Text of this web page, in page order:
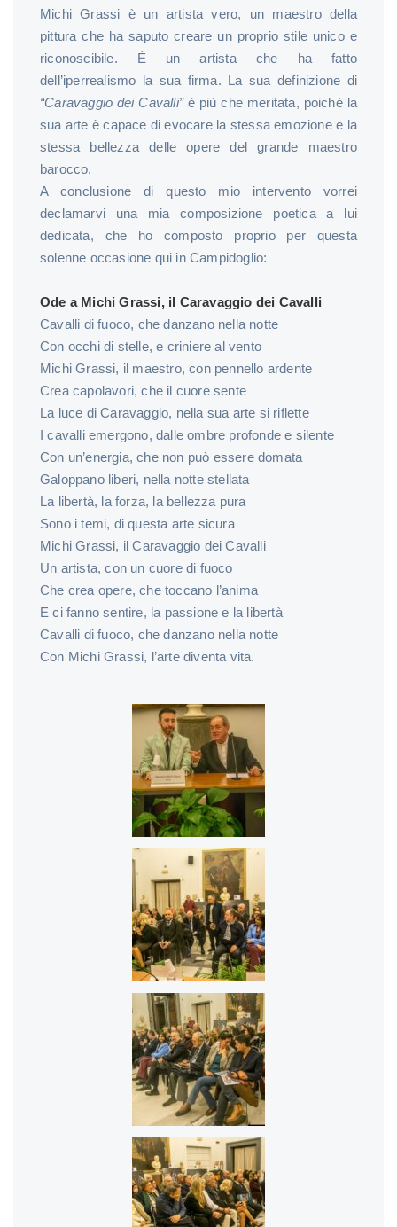
Michi Grassi è un artista vero, un maestro della
pittura che ha saputo creare un proprio stile unico e
riconoscibile. È un artista che ha fatto
dell’iperrealismo la sua firma. La sua definizione di
“Caravaggio dei Cavalli”è più che meritata, poiché la
sua arte è capace di evocare la stessa emozione e la
stessa bellezza delle opere del grande maestro
barocco.
A conclusione di questo mio intervento vorrei
declamarvi una mia composizione poetica a lui
dedicata, che ho composto proprio per questa
solenne occasione qui in Campidoglio:
Ode a Michi Grassi, il Caravaggio dei Cavalli
Cavalli di fuoco, che danzano nella notte
Con occhi di stelle, e criniere al vento
Michi Grassi, il maestro, con pennello ardente
Crea capolavori, che il cuore sente
La luce di Caravaggio, nella sua arte si riflette
I cavalli emergono, dalle ombre profonde e silente
Con un’energia, che non può essere domata
Galoppano liberi, nella notte stellata
La libertà, la forza, la bellezza pura
Sono i temi, di questa arte sicura
Michi Grassi, il Caravaggio dei Cavalli
Un artista, con un cuore di fuoco
Che crea opere, che toccano l’anima
E ci fanno sentire, la passione e la libertà
Cavalli di fuoco, che danzano nella notte
Con Michi Grassi, l’arte diventa vita.